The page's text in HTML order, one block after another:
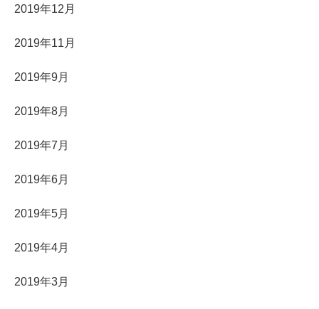
2019年12月
2019年11月
2019年9月
2019年8月
2019年7月
2019年6月
2019年5月
2019年4月
2019年3月